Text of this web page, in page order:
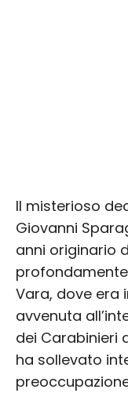
Il misterioso
Giovanni
anni originario
Vara, dove era
avvenuta
dei Carabinieri
ha sollevato